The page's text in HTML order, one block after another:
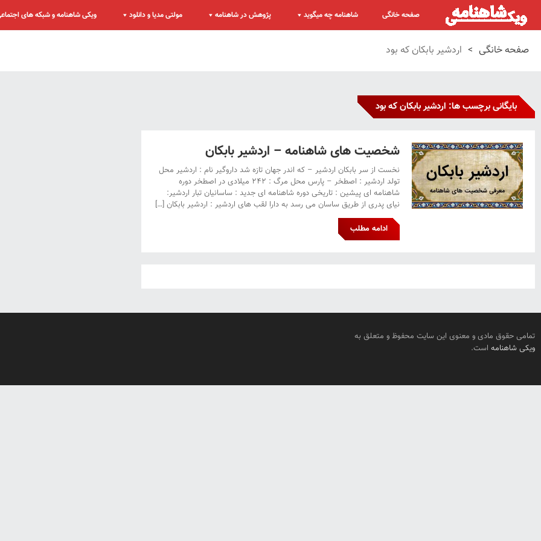
صفحه خانگی شاهنامه چه میگوید پژوهش در شاهنامه مولتی مدیا و دانلود ویکی شاهنامه و شبکه های
صفحه خانگی > اردشیر بابکان که بود
بایگانی برچسب ها: اردشیر بابکان که بود
شخصیت های شاهنامه – اردشیر بابکان
نخست از سر بابکان اردشیر – که اندر جهان تازه شد داروگیر نام : اردشیر محل
تولد اردشیر : اصطخر – پارس محل مرگ : ۲۴۲ میلادی در اصطخر دوره
شاهنامه ای پیشین : تاریخی دوره شاهنامه ای جدید : ساسانیان تبار اردشیر:
نیای پدری از طریق ساسان می رسد به دارا لقب های اردشیر : اردشیر بابکان […]
ادامه مطلب
تمامی حقوق مادی و معنوی این سایت محفوظ و متعلق به
ویکی شاهنامه است.